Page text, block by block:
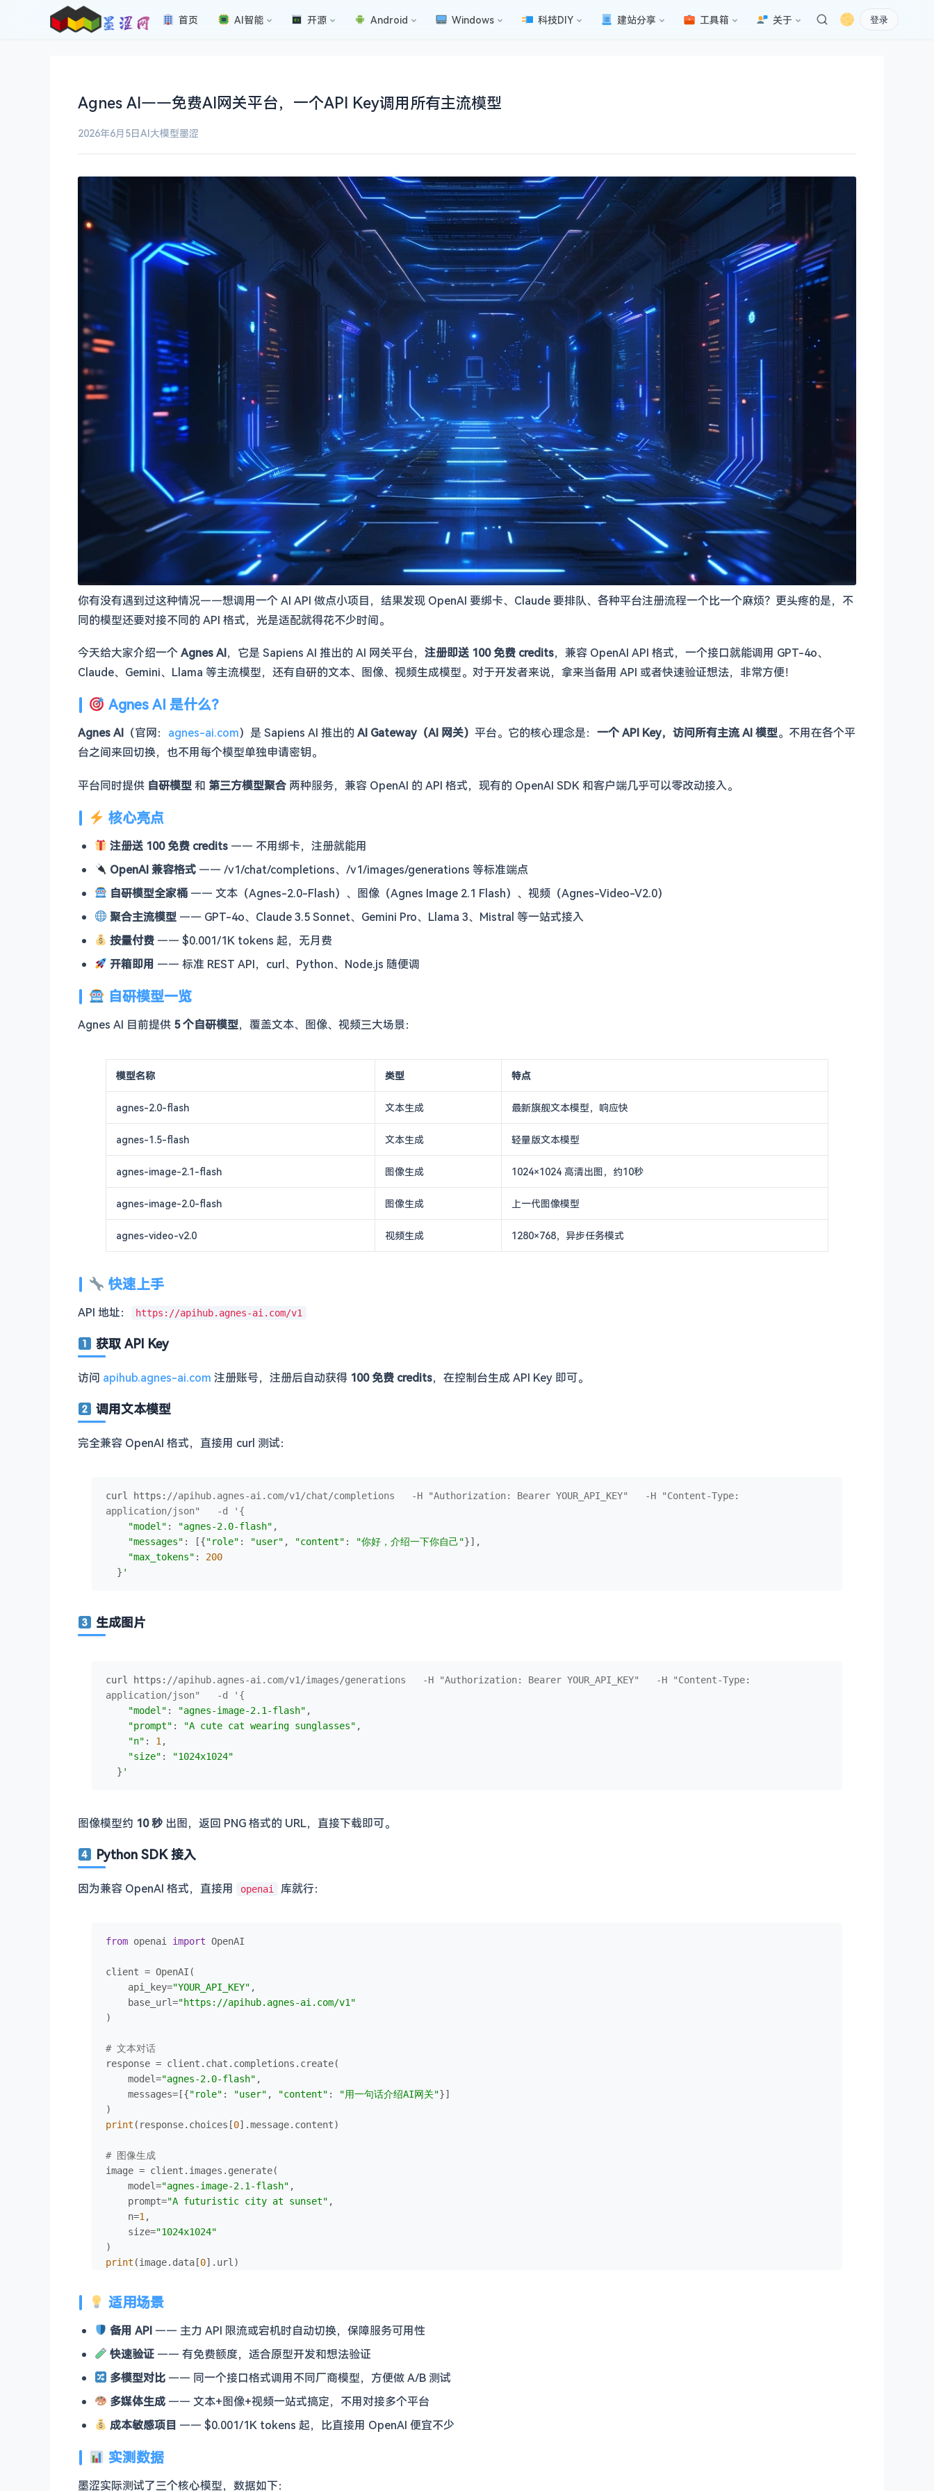
首页 AI智能 开源 Android Windows 科技DIY 建站分享 工具箱 关于 登录
Agnes AI——免费AI网关平台，一个API Key调用所有主流模型
2026年6月5日AI大模型墨涩
你有没有遇到过这种情况——想调用一个 AI API 做点小项目，结果发现 OpenAI 要绑卡、Claude 要排队、各种平台注册流程一个比一个麻烦？更头疼的是，不
同的模型还要对接不同的 API 格式，光是适配就得花不少时间。
今天给大家介绍一个Agnes AI，它是 Sapiens AI 推出的 AI 网关平台， 注册即送 100 免费 credits，兼容 OpenAI API 格式，一个接口就能调用 GPT-4o、
Claude、Gemini、Llama 等主流模型，还有自研的文本、图像、视频生成模型。对于开发者来说，拿来当备用 API 或者快速验证想法，非常方便！
Agnes AI 是什么？
Agnes AI （官网： agnes-ai.com）是 Sapiens AI 推出的 AI Gateway（AI 网关） 平台。它的核心理念是： 一个 API Key，访问所有主流 AI 模型。不用在各个平
台之间来回切换，也不用每个模型单独申请密钥。
平台同时提供 自研模型 和 第三方模型聚合 两种服务，兼容 OpenAI 的 API 格式，现有的 OpenAI SDK 和客户端几乎可以零改动接入。
核心亮点
注册送 100 免费 credits —— 不用绑卡，注册就能用
OpenAI 兼容格式 —— /v1/chat/completions、/v1/images/generations 等标准端点
自研模型全家桶 —— 文本（Agnes-2.0-Flash）、图像（Agnes Image 2.1 Flash）、视频（Agnes-Video-V2.0）
聚合主流模型 —— GPT-4o、Claude 3.5 Sonnet、Gemini Pro、Llama 3、Mistral 等一站式接入
按量付费 —— $0.001/1K tokens 起，无月费
开箱即用 —— 标准 REST API，curl、Python、Node.js 随便调
自研模型一览
Agnes AI 目前提供 5 个自研模型，覆盖文本、图像、视频三大场景：
模型名称 类型 特点
agnes-2.0-flash 文本生成 最新旗舰文本模型，响应快
agnes-1.5-flash 文本生成 轻量版文本模型
agnes-image-2.1-flash 图像生成 1024×1024 高清出图，约10秒
agnes-image-2.0-flash 图像生成 上一代图像模型
agnes-video-v2.0 视频生成 1280×768，异步任务模式
快速上手
API 地址： https://apihub.agnes-ai.com/v1
获取 API Key
访问 apihub.agnes-ai.com 注册账号，注册后自动获得 100 免费 credits，在控制台生成 API Key 即可。
调用文本模型
完全兼容 OpenAI 格式，直接用 curl 测试：
curl https : //apihub.agnes-ai.com/v1/chat/completions   -H "Authorization: Bearer YOUR_API_KEY"   -H "Content-Type:
application/json"   -d '{
"model" : "agnes-2.0-flash" ,
"messages" : [{"role" : "user" , "content" : "你好，介绍一下你自己"}],
"max_tokens" : 200
  }
'
生成图片
curl https : //apihub.agnes-ai.com/v1/images/generations   -H "Authorization: Bearer YOUR_API_KEY"   -H "Content-Type:
application/json"   -d '{
"model" : "agnes-image-2.1-flash" ,
"prompt" : "A cute cat wearing sunglasses" ,
"n" : 1 ,
"size" :
"1024x1024"
  }
'
图像模型约 10 秒 出图，返回 PNG 格式的 URL，直接下载即可。
Python SDK 接入
因为兼容 OpenAI 格式，直接用 openai 库就行：
from openai import OpenAI
client = OpenAI(
    api_key=
"YOUR_API_KEY" ,
    base_url=
"https://apihub.agnes-ai.com/v1"
)
# 文本对话
response = client.chat.completions.create(
    model=
"agnes-2.0-flash" ,
    messages=[{
"role" : "user" , "content" : "用一句话介绍AI网关"}]
print (response.choices[0].message.content)
# 图像生成
image = client.images.generate(
    model=
"agnes-image-2.1-flash" ,
    prompt=
"A futuristic city at sunset" ,
    n=
1 ,
    size=
"1024x1024"
print (image.data[0].url)
适用场景
备用 API —— 主力 API 限流或宕机时自动切换，保障服务可用性
快速验证 —— 有免费额度，适合原型开发和想法验证
多模型对比 —— 同一个接口格式调用不同厂商模型，方便做 A/B 测试
多媒体生成 —— 文本+图像+视频一站式搞定，不用对接多个平台
成本敏感项目 —— $0.001/1K tokens 起，比直接用 OpenAI 便宜不少
实测数据
墨涩实际测试了三个核心模型，数据如下：